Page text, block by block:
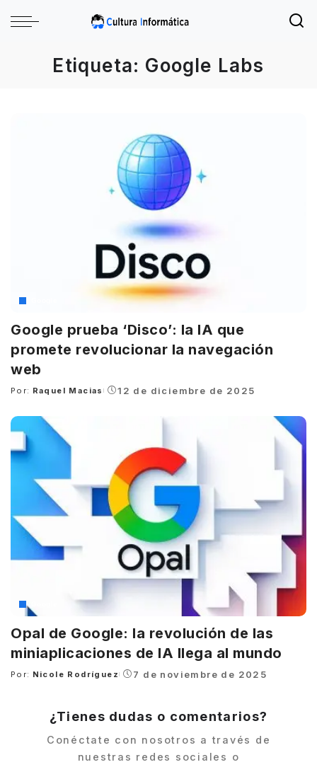
Etiqueta: Google Labs
Google prueba ‘Disco’: la IA que
promete revolucionar la navegación
web
Posted
Por: Raquel Macias 12 de diciembre de 2025
Opal de Google: la revolución de las
miniaplicaciones de IA llega al mundo
Posted
Por: Nicole Rodríguez 7 de noviembre de 2025
¿Tienes dudas o comentarios?
Conéctate con nosotros a través de
nuestras redes sociales o